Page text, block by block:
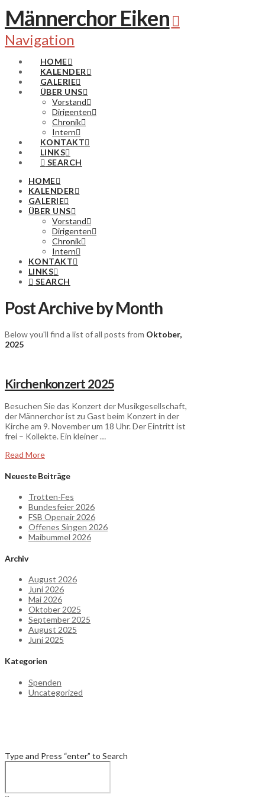
Männerchor Eiken
Navigation
HOME
KALENDER
GALERIE
ÜBER UNS
Vorstand
Dirigenten
Chronik
Intern
KONTAKT
LINKS
SEARCH
HOME
KALENDER
GALERIE
ÜBER UNS
Vorstand
Dirigenten
Chronik
Intern
KONTAKT
LINKS
SEARCH
Post Archive by Month
Below you'll find a list of all posts from Oktober,
2025
Kirchenkonzert 2025
Besuchen Sie das Konzert der Musikgesellschaft,
der Männerchor ist zu Gast beim Konzert in der
Kirche am 9. November um 18 Uhr. Der Eintritt ist
frei – Kollekte. Ein kleiner …
Read More
Neueste Beiträge
Trotten-Fes
Bundesfeier 2026
FSB Openair 2026
Offenes Singen 2026
Maibummel 2026
Archiv
August 2026
Juni 2026
Mai 2026
Oktober 2025
September 2025
August 2025
Juni 2025
Kategorien
Spenden
Uncategorized
Type and Press “enter” to Search